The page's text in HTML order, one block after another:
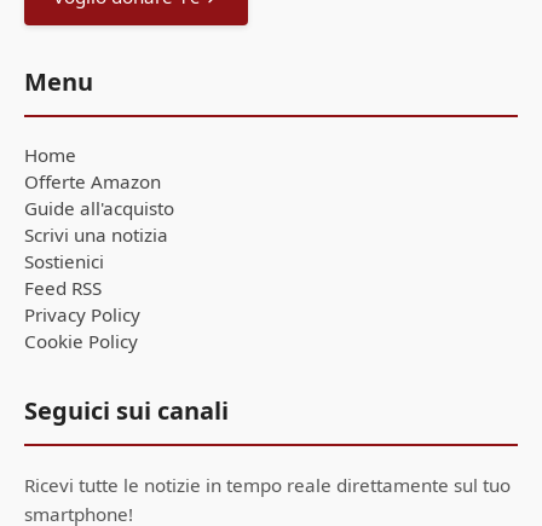
Menu
Home
Offerte Amazon
Guide all'acquisto
Scrivi una notizia
Sostienici
Feed RSS
Privacy Policy
Cookie Policy
Seguici sui canali
Ricevi tutte le notizie in tempo reale direttamente sul tuo
smartphone!